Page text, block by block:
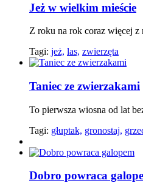
Jeż w wielkim mieście
Z roku na rok coraz więcej
Tagi: jeż, las, zwierzęta
Taniec ze zwierzakami
To pierwsza wiosna od lat
Tagi: głuptak, gronostaj,
Dobro powraca